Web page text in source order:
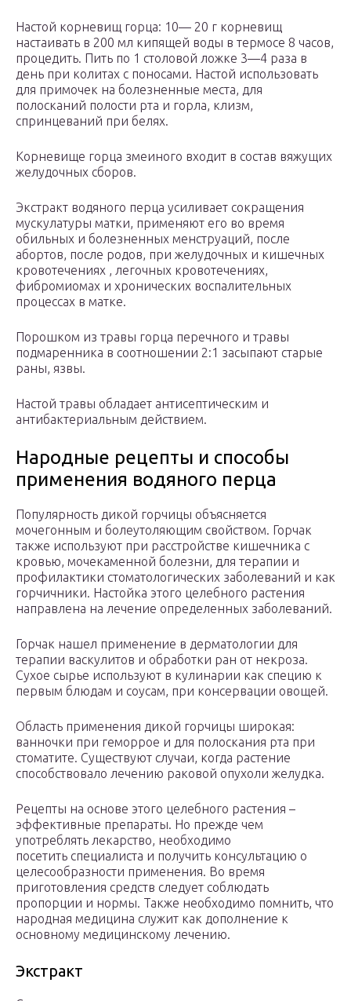
Настой корневищ горца: 10— 20 г корневищ
настаивать в 200 мл кипящей воды в термосе 8 часов,
процедить. Пить по 1 столовой ложке 3—4 раза в
день при колитах с поносами. Настой использовать
для примочек на болезненные места, для
полосканий полости рта и горла, клизм,
спринцеваний при белях.
Корневище горца змеиного входит в состав вяжущих
желудочных сборов.
Экстракт водяного перца усиливает сокращения
мускулатуры матки, применяют его во время
обильных и болезненных менструаций, после
абортов, после родов, при желудочных и кишечных
кровотечениях , легочных кровотечениях,
фибромиомах и хронических воспалительных
процессах в матке.
Порошком из травы горца перечного и травы
подмаренника в соотношении 2:1 засыпают старые
раны, язвы.
Настой травы обладает антисептическим и
антибактериальным действием.
Народные рецепты и способы
применения водяного перца
Популярность дикой горчицы объясняется
мочегонным и болеутоляющим свойством. Горчак
также используют при расстройстве кишечника с
кровью, мочекаменной болезни, для терапии и
профилактики стоматологических заболеваний и как
горчичники. Настойка этого целебного растения
направлена на лечение определенных заболеваний.
Горчак нашел применение в дерматологии для
терапии васкулитов и обработки ран от некроза.
Сухое сырье используют в кулинарии как специю к
первым блюдам и соусам, при консервации овощей.
Область применения дикой горчицы широкая:
ванночки при геморрое и для полоскания рта при
стоматите. Существуют случаи, когда растение
способствовало лечению раковой опухоли желудка.
Рецепты на основе этого целебного растения –
эффективные препараты. Но прежде чем
употреблять лекарство, необходимо
посетить специалиста и получить консультацию о
целесообразности применения. Во время
приготовления средств следует соблюдать
пропорции и нормы. Также необходимо помнить, что
народная медицина служит как дополнение к
основному медицинскому лечению.
Экстракт